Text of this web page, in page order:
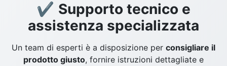
✔ Supporto tecnico e
assistenza specializzata
Un team di esperti è a disposizione per consigliare il
prodotto giusto, fornire istruzioni dettagliate e